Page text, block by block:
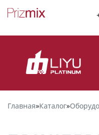
Главная»Каталог»